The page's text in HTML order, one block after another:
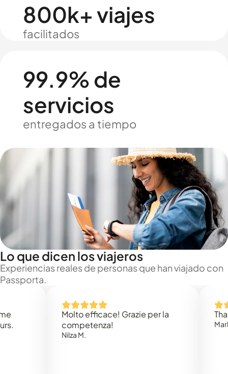
800k+ viajes
facilitados
99.9% de
servicios
entregados a tiempo
Lo que dicen los viajeros
Experiencias reales de personas que han viajado con
Passporta.
Molto efficace! Grazie per la
competenza!
Nilza M.
Thank
Mark N.